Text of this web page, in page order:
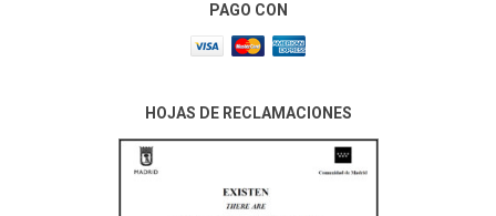
PAGO CON
HOJAS DE RECLAMACIONES